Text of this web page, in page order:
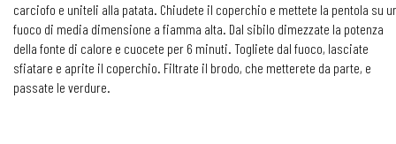
carciofo e uniteli alla patata. Chiudete il coperchio e mettete la pentola su
fuoco di media dimensione a fiamma alta. Dal sibilo dimezzate la potenza
della fonte di calore e cuocete per 6 minuti. Togliete dal fuoco, lasciate
sfiatare e aprite il coperchio. Filtrate il brodo, che metterete da parte, e
passate le verdure.